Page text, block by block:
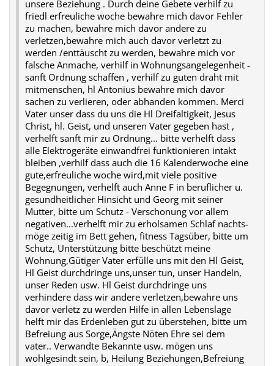
unsere Beziehung . Durch deine Gebete verhilf zu
friedl erfreuliche woche bewahre mich davor Fehler
zu machen, bewahre mich davor andere zu
verletzen,bewahre mich auch davor verletzt zu
werden /enttäuscht zu werden, bewahre mich vor
falsche Anmache, verhilf in Wohnungsangelegenheit -
sanft Ordnung schaffen , verhilf zu guten draht mit
mitmenschen, hl Antonius bewahre mich davor
sachen zu verlieren, oder abhanden kommen. Merci
Vater unser dass du uns die Hl Dreifaltigkeit, Jesus
Christ, hl. Geist, und unseren Vater gegeben hast ,
verhelft sanft mir zu Ordnung... bitte verhelft dass
alle Elektrogeräte einwandfrei funktionieren intakt
bleiben ,verhilf dass auch die 16 Kalenderwoche eine
gute,erfreuliche woche wird,mit viele positive
Begegnungen, verhelft auch Anne F in beruflicher u.
gesundheitlicher Hinsicht und Georg mit seiner
Mutter, bitte um Schutz - Verschonung vor allem
negativen...verhelft mir zu erholsamen Schlaf nachts-
möge zeitig im Bett gehen, fitness Tagsüber, bitte um
Schutz, Unterstützung bitte beschützt meine
Wohnung,Gütiger Vater erfülle uns mit den Hl Geist,
Hl Geist durchdringe uns,unser tun, unser Handeln,
unser Reden usw. Hl Geist durchdringe uns
verhindere dass wir andere verletzen,bewahre uns
davor verletz zu werden Hilfe in allen Lebenslage
helft mir das Erdenleben gut zu überstehen, bitte um
Befreiung aus Sorge,Ängste Nöten Ehre sei dem
vater.. Verwandte Bekannte usw. mögen uns
wohlgesindt sein, b, Heilung Beziehungen,Befreiung